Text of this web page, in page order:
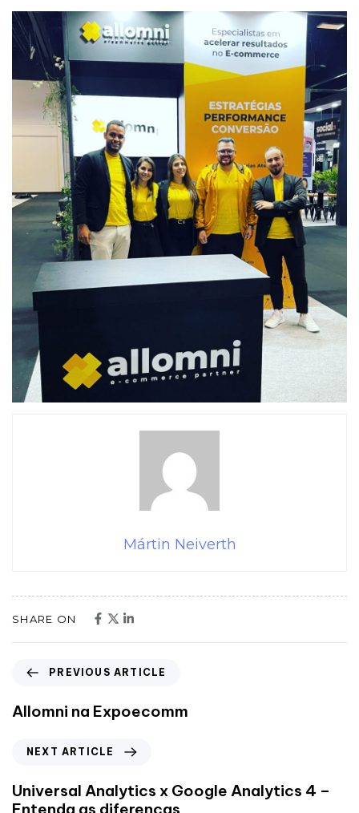
Mártin Neiverth
SHARE ON
PREVIOUS ARTICLE
Allomni na Expoecomm
NEXT ARTICLE
Universal Analytics x Google Analytics 4 –
Entenda as diferenças